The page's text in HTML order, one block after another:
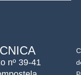
nº 39-41